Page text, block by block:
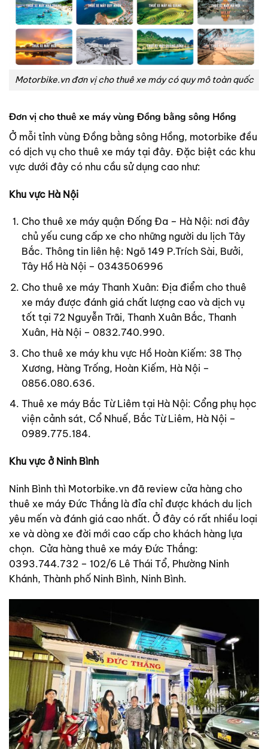
Motorbike.vn đơn vị cho thuê xe máy có quy mô toàn quốc
Đơn vị cho thuê xe máy vùng Đồng bằng sông Hồng
Ở mỗi tỉnh vùng Đồng bằng sông Hồng, motorbike đều
có dịch vụ cho thuê xe máy tại đây. Đặc biệt các khu
vực dưới đây có nhu cầu sử dụng cao như:
Khu vực Hà Nội
Cho thuê xe máy quận Đống Đa – Hà Nội: nơi đây
chủ yếu cung cấp xe cho những người du lịch Tây
Bắc. Thông tin liên hệ: Ngõ 149 P.Trích Sài, Bưởi,
Tây Hồ Hà Nội – 0343506996
Cho thuê xe máy Thanh Xuân: Địa điểm cho thuê
xe máy được đánh giá chất lượng cao và dịch vụ
tốt tại 72 Nguyễn Trãi, Thanh Xuân Bắc, Thanh
Xuân, Hà Nội – 0832.740.990.
Cho thuê xe máy khu vực Hồ Hoàn Kiếm: 38 Thọ
Xương, Hàng Trống, Hoàn Kiếm, Hà Nội –
0856.080.636.
Thuê xe máy Bắc Từ Liêm tại Hà Nội: Cổng phụ học
viện cảnh sát, Cổ Nhuế, Bắc Từ Liêm, Hà Nội –
0989.775.184.
Khu vực ở Ninh Bình
Ninh Bình thì Motorbike.vn đã review cửa hàng cho
thuê xe máy Đức Thắng là đỉa chỉ được khách du lịch
yêu mến và đánh giá cao nhất. Ở đây có rất nhiều loại
xe và dòng xe đời mới cao cấp cho khách hàng lựa
chọn. Cửa hàng thuê xe máy Đức Thắng:
0393.744.732 – 102/6 Lê Thái Tổ, Phường Ninh
Khánh, Thành phố Ninh Bình, Ninh Bình.